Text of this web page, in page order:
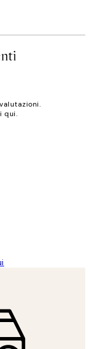
qui.